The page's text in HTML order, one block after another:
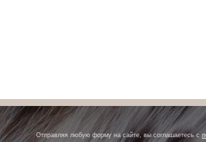
Отправляя любую форму на сайте, вы соглашаетесь с